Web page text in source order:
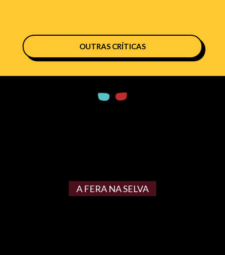
OUTRAS CRÍTICAS
A FERA NA SELVA